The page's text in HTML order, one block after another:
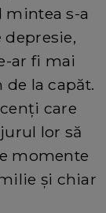
mintea s-a
ar fi mai
de la capăt.
care
lor să
momente
și chiar